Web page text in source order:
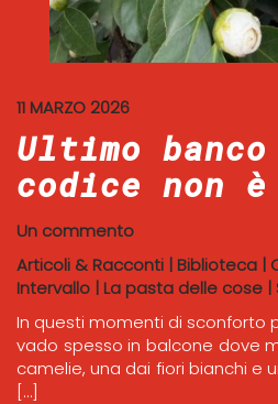
11 MARZO 2026
Ultimo
codice non
Un commento
Articoli & Racconti | Biblioteca |
Intervallo | La pasta delle cose |
In questi momenti di sconforto
vado spesso in balcone dove
camelie, una dai fiori bianchi e
[…]